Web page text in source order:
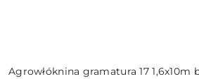
Agrowłóknina gramatura 17 1,6x10m